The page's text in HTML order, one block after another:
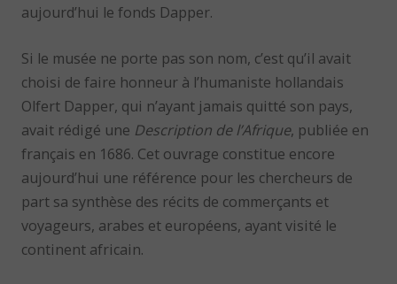
aujourd’hui le fonds Dapper.
Si le musée ne porte pas son nom, c’est qu’il avait
choisi de faire honneur à l’humaniste hollandais
Olfert Dapper, qui n’ayant jamais quitté son pays,
avait rédigé une Description de l’Afrique, publiée en
français en 1686. Cet ouvrage constitue encore
aujourd’hui une référence pour les chercheurs de
part sa synthèse des récits de commerçants et
voyageurs, arabes et européens, ayant visité le
continent africain.